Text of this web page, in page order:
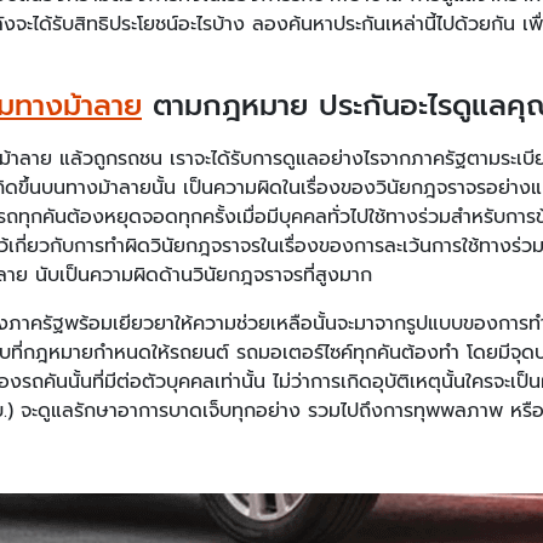
ะได้รับสิทธิประโยชน์อะไรบ้าง ลองค้นหาประกันเหล่านี้ไปด้วยกัน
ทางม้าลาย ตามกฎหมาย ประกันอะไรดูแลคุ
ลาย แล้วถูกรถชน เราจะได้รับการดูแลอย่างไรจากภาครัฐตามระ
ขึ้นบนทางม้าลายนั้น เป็นความผิดในเรื่องของวินัยกฎจราจรอย่าง
ถทุกคันต้องหยุดจอดทุกครั้งเมื่อมีบุคคลทั่วไปใช้ทางร่วมสำหรับกา
กี่ยวกับการทำผิดวินัยกฎจราจรในเรื่องของการละเว้นการใช้ทางร่
ย นับเป็นความผิดด้านวินัยกฎจราจรที่สูงมาก
าครัฐพร้อมเยียวยาให้ความช่วยเหลือนั้นจะมาจากรูปแบบของการ
ฎหมายกำหนดให้รถยนต์ รถมอเตอร์ไซค์ทุกคันต้องทำ โดยมีจุด
รถคันนั้นที่มีต่อตัวบุคคลเท่านั้น ไม่ว่าการเกิดอุบัติเหตุนั้นใครจะเ
จะดูแลรักษาอาการบาดเจ็บทุกอย่าง รวมไปถึงการทุพพลภาพ ห